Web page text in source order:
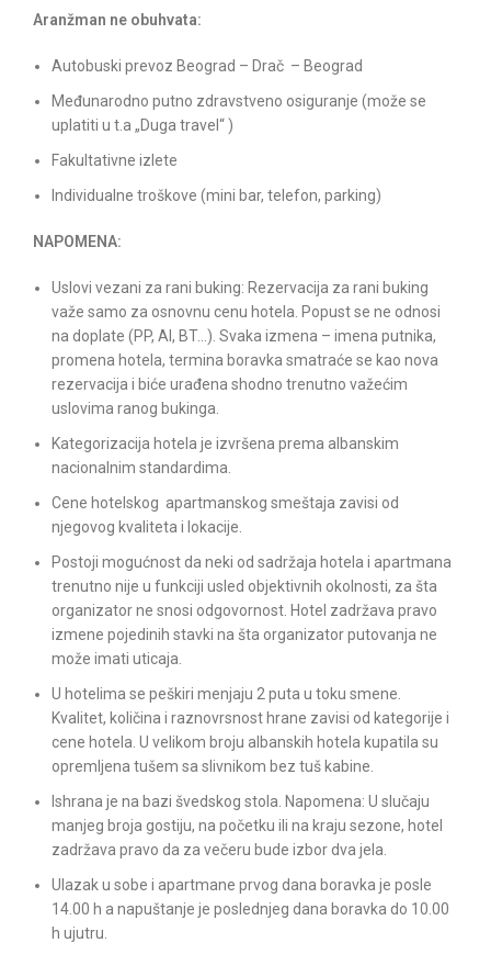
Aranžman ne obuhvata:
Autobuski prevoz Beograd – Drač – Beograd
Međunarodno putno zdravstveno osiguranje (može se
uplatiti u t.a „Duga travel“ )
Fakultativne izlete
Individualne troškove (mini bar, telefon, parking)
NAPOMENA:
Uslovi vezani za rani buking: Rezervacija za rani buking
važe samo za osnovnu cenu hotela. Popust se ne odnosi
na doplate (PP, AI, BT…). Svaka izmena – imena putnika,
promena hotela, termina boravka smatraće se kao nova
rezervacija i biće urađena shodno trenutno važećim
uslovima ranog bukinga.
Kategorizacija hotela je izvršena prema albanskim
nacionalnim standardima.
Cene hotelskog apartmanskog smeštaja zavisi od
njegovog kvaliteta i lokacije.
Postoji mogućnost da neki od sadržaja hotela i apartmana
trenutno nije u funkciji usled objektivnih okolnosti, za šta
organizator ne snosi odgovornost. Hotel zadržava pravo
izmene pojedinih stavki na šta organizator putovanja ne
može imati uticaja.
U hotelima se peškiri menjaju 2 puta u toku smene.
Kvalitet, količina i raznovrsnost hrane zavisi od kategorije i
cene hotela. U velikom broju albanskih hotela kupatila su
opremljena tušem sa slivnikom bez tuš kabine.
Ishrana je na bazi švedskog stola. Napomena: U slučaju
manjeg broja gostiju, na početku ili na kraju sezone, hotel
zadržava pravo da za večeru bude izbor dva jela.
Ulazak u sobe i apartmane prvog dana boravka je posle
14.00 h a napuštanje je poslednjeg dana boravka do 10.00
h ujutru.